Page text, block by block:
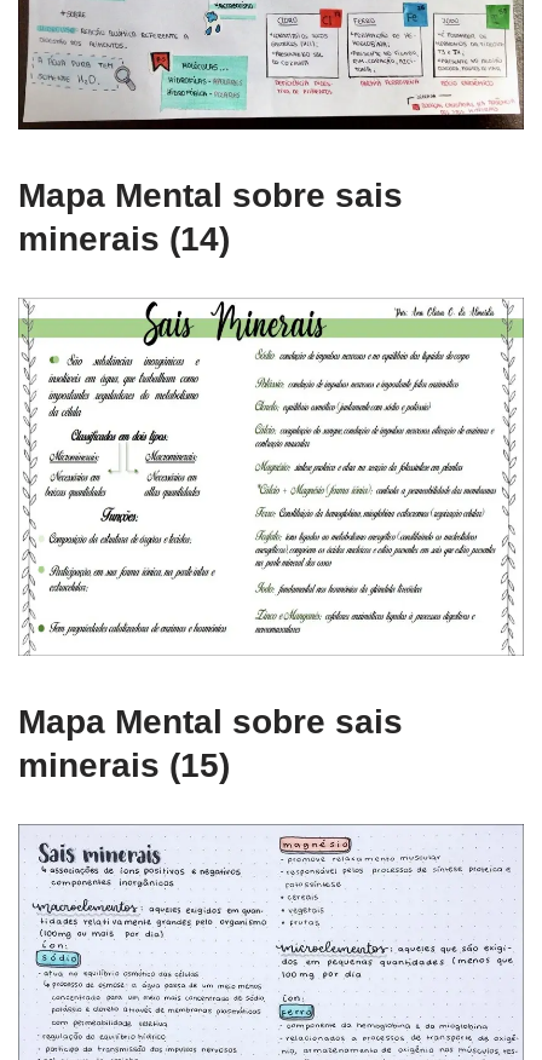
Mapa Mental sobre sais
minerais (14)
Mapa Mental sobre sais
minerais (15)